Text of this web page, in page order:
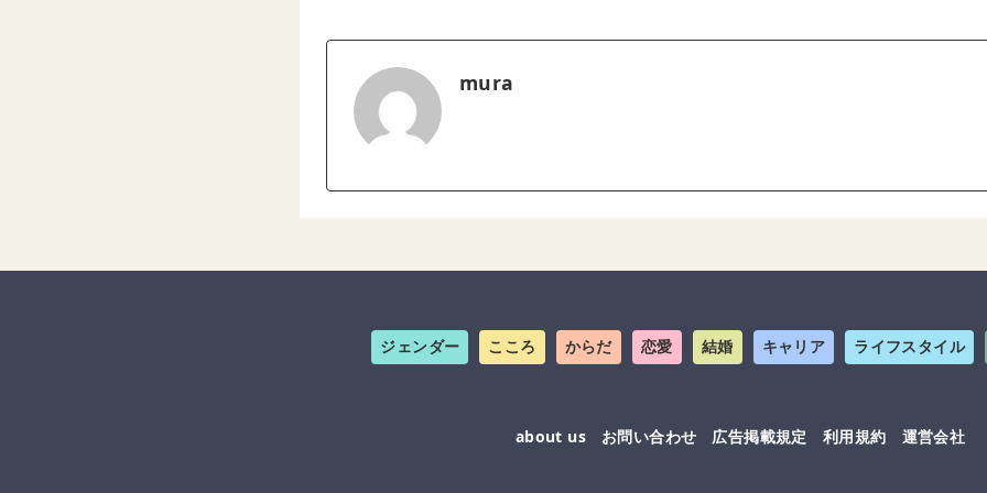
mura
ジェンダー こころ からだ 恋愛 結婚 キャリア ライフスタイル
about us お問い合わせ 広告掲載規定 利用規約 運営会社